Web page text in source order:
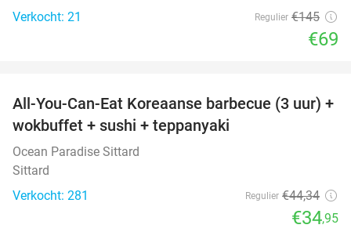
Verkocht: 21
Regulier €145
€69
21%
All-You-Can-Eat Koreaanse barbecue (3 uur) +
wokbuffet + sushi + teppanyaki
Ocean Paradise Sittard
Sittard
Verkocht: 281
Regulier €44,34
€34,95